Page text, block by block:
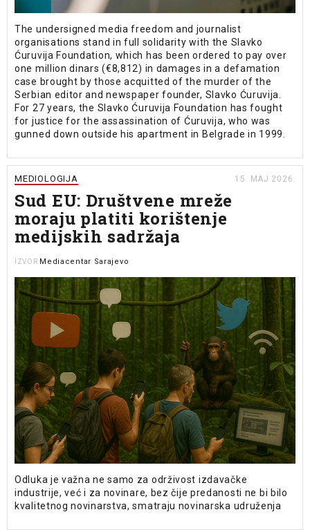
The undersigned media freedom and journalist
organisations stand in full solidarity with the Slavko
Ćuruvija Foundation, which has been ordered to pay over
one million dinars (€8,812) in damages in a defamation
case brought by those acquitted of the murder of the
Serbian editor and newspaper founder, Slavko Ćuruvija.
For 27 years, the Slavko Ćuruvija Foundation has fought
for justice for the assassination of Ćuruvija, who was
gunned down outside his apartment in Belgrade in 1999.
MEDIOLOGIJA 15. MAJ 2026.
Sud EU: Društvene mreže
moraju platiti korištenje
medijskih sadržaja
IZVOR Mediacentar Sarajevo
Odluka je važna ne samo za održivost izdavačke
industrije, već i za novinare, bez čije predanosti ne bi bilo
kvalitetnog novinarstva, smatraju novinarska udruženja